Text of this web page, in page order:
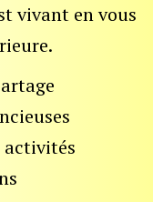
vivant en vous
activités